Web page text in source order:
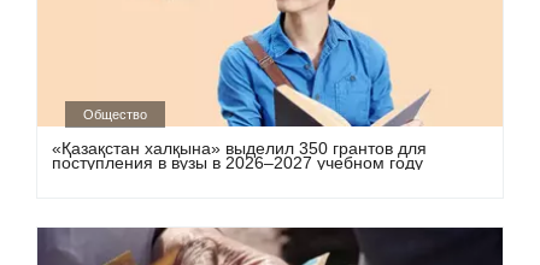
Общество
«Қазақстан халқына» выделил 350 грантов для
поступления в вузы в 2026–2027 учебном году